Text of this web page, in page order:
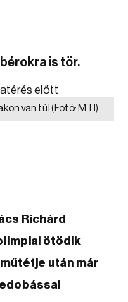
is tör.
van túl (Fotó: MTI)
Richárd
ötödik
után már